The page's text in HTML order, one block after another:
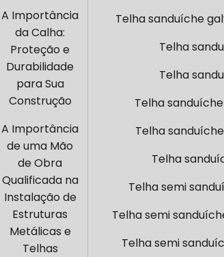
A Importância
da Calha:
Proteção e
Durabilidade
para Sua
Construção
A Importância
de uma Mão
de Obra
Qualificada na
Instalação de
Estruturas
Metálicas e
Telhas
Telha sanduíche
Telha
Telha
Telha
Telha
Telha
Telha semi
Telha semi
Telha semi